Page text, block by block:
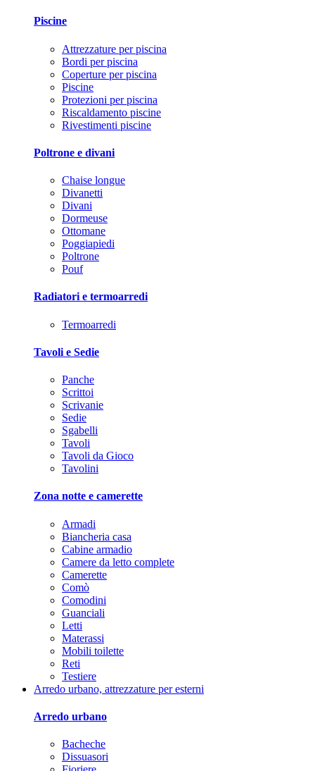
Piscine
Attrezzature per piscina
Bordi per piscina
Coperture per piscina
Piscine
Protezioni per piscina
Riscaldamento piscine
Rivestimenti piscine
Poltrone e divani
Chaise longue
Divanetti
Divani
Dormeuse
Ottomane
Poggiapiedi
Poltrone
Pouf
Radiatori e termoarredi
Termoarredi
Tavoli e Sedie
Panche
Scrittoi
Scrivanie
Sedie
Sgabelli
Tavoli
Tavoli da Gioco
Tavolini
Zona notte e camerette
Armadi
Biancheria casa
Cabine armadio
Camere da letto complete
Camerette
Comò
Comodini
Guanciali
Letti
Materassi
Mobili toilette
Reti
Testiere
Arredo urbano, attrezzature per esterni
Arredo urbano
Bacheche
Dissuasori